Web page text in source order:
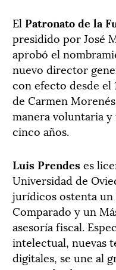
El Patronato de la
presidido por José
aprobó el
nuevo director
con efecto desde el
de Carmen
manera voluntaria
cinco años.
Luis Prendeses
Universidad de
jurídicos ostenta
Comparado y un
asesoría fiscal.
intelectual, nuevas
digitales, se une al